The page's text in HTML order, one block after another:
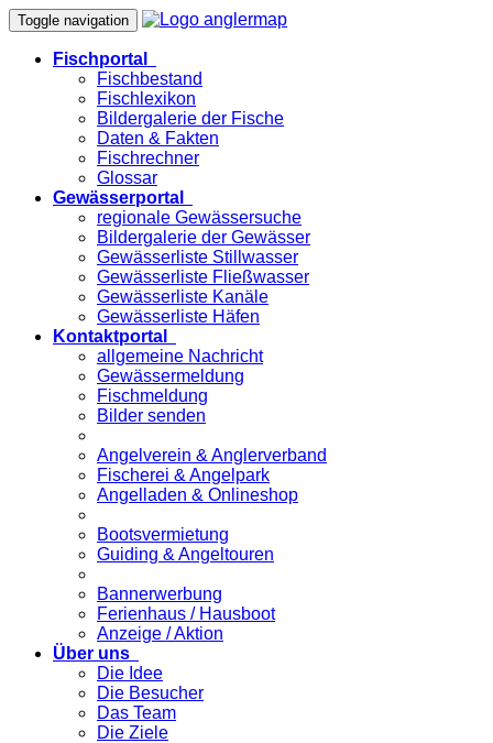
Toggle navigation
Fischportal
Fischbestand
Fischlexikon
Bildergalerie der Fische
Daten & Fakten
Fischrechner
Glossar
Gewässerportal
regionale Gewässersuche
Bildergalerie der Gewässer
Gewässerliste Stillwasser
Gewässerliste Fließwasser
Gewässerliste Kanäle
Gewässerliste Häfen
Kontaktportal
allgemeine Nachricht
Gewässermeldung
Fischmeldung
Bilder senden
Angelverein & Anglerverband
Fischerei & Angelpark
Angelladen & Onlineshop
Bootsvermietung
Guiding & Angeltouren
Bannerwerbung
Ferienhaus / Hausboot
Anzeige / Aktion
Über uns
Die Idee
Die Besucher
Das Team
Die Ziele